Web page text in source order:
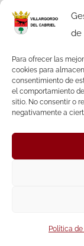
de
Para ofrecer las
cookies para
consentimiento de
el comportamiento
sitio. No consentir o
negativamente a
Política